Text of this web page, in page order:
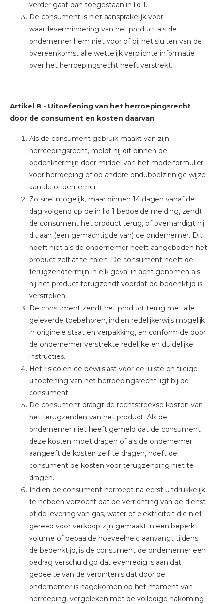
verder gaat dan toegestaan in lid 1.
De consument is niet aansprakelijk voor
waardevermindering van het product als de
ondernemer hem niet voor of bij het sluiten van de
overeenkomst alle wettelijk verplichte informatie
over het herroepingsrecht heeft verstrekt.
Artikel 8 - Uitoefening van het herroepingsrecht
door de consument en kosten daarvan
Als de consument gebruik maakt van zijn
herroepingsrecht, meldt hij dit binnen de
bedenktermijn door middel van het modelformulier
voor herroeping of op andere ondubbelzinnige wijze
aan de ondernemer.
Zo snel mogelijk, maar binnen 14 dagen vanaf de
dag volgend op de in lid 1 bedoelde melding, zendt
de consument het product terug, of overhandigt hij
dit aan (een gemachtigde van) de ondernemer. Dit
hoeft niet als de ondernemer heeft aangeboden het
product zelf af te halen. De consument heeft de
terugzendtermijn in elk geval in acht genomen als
hij het product terugzendt voordat de bedenktijd is
verstreken.
De consument zendt het product terug met alle
geleverde toebehoren, indien redelijkerwijs mogelijk
in originele staat en verpakking, en conform de door
de ondernemer verstrekte redelijke en duidelijke
instructies.
Het risico en de bewijslast voor de juiste en tijdige
uitoefening van het herroepingsrecht ligt bij de
consument.
De consument draagt de rechtstreekse kosten van
het terugzenden van het product. Als de
ondernemer niet heeft gemeld dat de consument
deze kosten moet dragen of als de ondernemer
aangeeft de kosten zelf te dragen, hoeft de
consument de kosten voor terugzending niet te
dragen.
Indien de consument herroept na eerst uitdrukkelijk
te hebben verzocht dat de verrichting van de dienst
of de levering van gas, water of elektriciteit die niet
gereed voor verkoop zijn gemaakt in een beperkt
volume of bepaalde hoeveelheid aanvangt tijdens
de bedenktijd, is de consument de ondernemer een
bedrag verschuldigd dat evenredig is aan dat
gedeelte van de verbintenis dat door de
ondernemer is nagekomen op het moment van
herroeping, vergeleken met de volledige nakoming